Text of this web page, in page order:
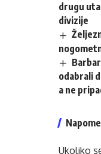
drugu
divizije
odabrali
a ne
Ukoliko